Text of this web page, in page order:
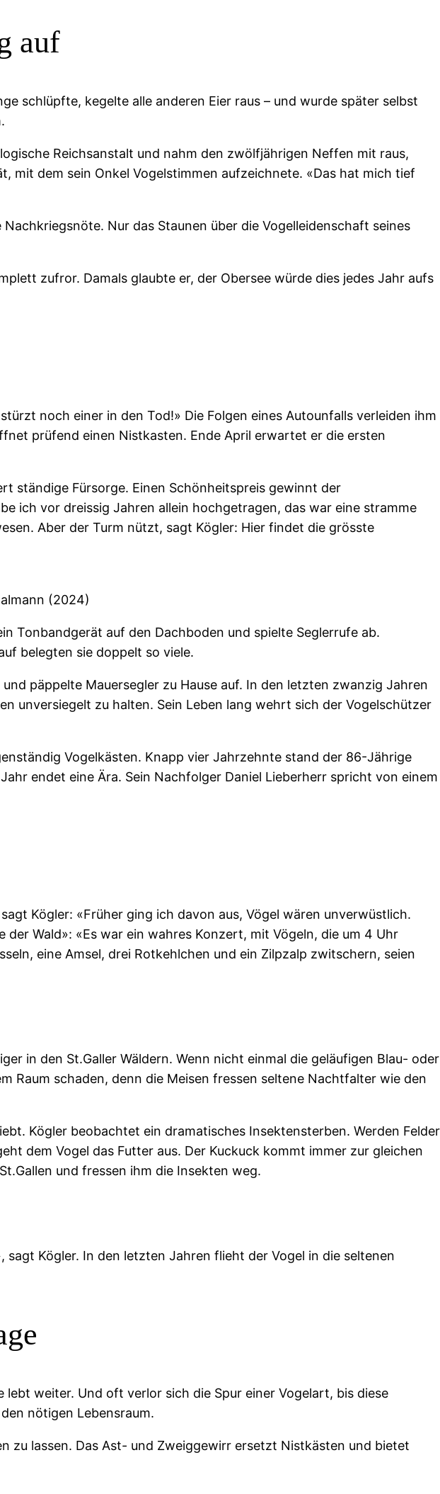
auf
schlüpfte, kegelte alle anderen Eier raus – und wurde später selbst
Reichsanstalt und nahm den zwölfjährigen Neffen mit raus,
mit dem sein Onkel Vogelstimmen aufzeichnete. «Das hat mich tief
Nur das Staunen über die Vogelleidenschaft seines
zufror. Damals glaubte er, der Obersee würde dies jedes Jahr aufs
noch einer in den Tod!» Die Folgen eines Autounfalls verleiden ihm
prüfend einen Nistkasten. Ende April erwartet er die ersten
ständige Fürsorge. Einen Schönheitspreis gewinnt der
ich vor dreissig Jahren allein hochgetragen, das war eine stramme
Aber der Turm nützt, sagt Kögler: Hier findet die grösste
(2024)
Tonbandgerät auf den Dachboden und spielte Seglerrufe ab.
belegten sie doppelt so viele.
päppelte Mauersegler zu Hause auf. In den letzten zwanzig Jahren
unversiegelt zu halten. Sein Leben lang wehrt sich der Vogelschützer
Vogelkästen. Knapp vier Jahrzehnte stand der 86-Jährige
endet eine Ära. Sein Nachfolger Daniel Lieberherr spricht von einem
Kögler: «Früher ging ich davon aus, Vögel wären unverwüstlich.
Wald»: «Es war ein wahres Konzert, mit Vögeln, die um 4 Uhr
eine Amsel, drei Rotkehlchen und ein Zilpzalp zwitschern, seien
in den St.Galler Wäldern. Wenn nicht einmal die geläufigen Blau- oder
Raum schaden, denn die Meisen fressen seltene Nachtfalter wie den
Kögler beobachtet ein dramatisches Insektensterben. Werden Felder
dem Vogel das Futter aus. Der Kuckuck kommt immer zur gleichen
und fressen ihm die Insekten weg.
Kögler. In den letzten Jahren flieht der Vogel in die seltenen
weiter. Und oft verlor sich die Spur einer Vogelart, bis diese
nötigen Lebensraum.
zu lassen. Das Ast- und Zweiggewirr ersetzt Nistkästen und bietet